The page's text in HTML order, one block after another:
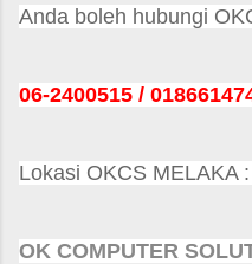
Anda boleh hubungi
06-2400515 /
Lokasi OKCS MELAKA :
OK COMPUTER